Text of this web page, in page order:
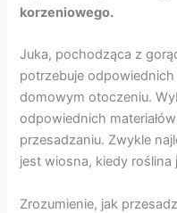
korzeniowego.
Juka, pochodząca z
potrzebuje
domowym otoczeniu.
odpowiednich
przesadzaniu. Zwykle
jest wiosna, kiedy
Zrozumienie, jak